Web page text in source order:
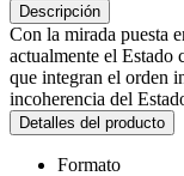
Descripción
Con la mirada puesta
actualmente el Estado
que integran el orden
incoherencia del
Detalles del producto
Formato